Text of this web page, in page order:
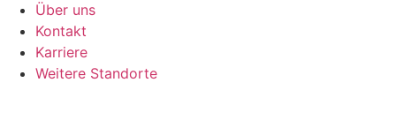
Über uns
Kontakt
Karriere
Weitere Standorte